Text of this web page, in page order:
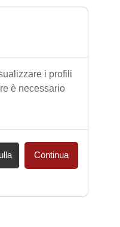
i profili
è necessario
Continua